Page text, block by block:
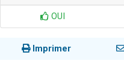
OUI
Imprimer